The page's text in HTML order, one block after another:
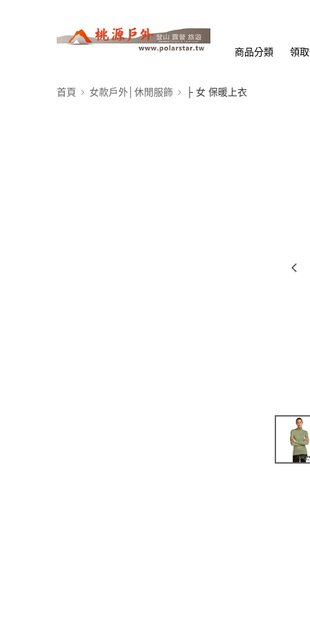
商品分類 領
首頁 女款戶外│休閒服飾 ├ 女 保暖上衣